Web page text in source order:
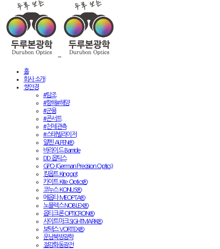
홈
회사 소개
쌍안경
#탐조
#항해#해양
#군용
#콘서트
#천체관측
#스태빌라이저
알펜 ALPEN®
바라이드 Barride
DD 옵틱스
GPO (German Precision Optics)
킹옵트 Kingopt
카이트 Kite Optics®
코누스 KONUS®
메옵타 MEOPTA®
노블렉스 NOBLEX®
옵티크론 OPTICRON®
사이트마크 SIGHTMARK®
보텍스 VORTEX®
운남북방광학
절강화동광전